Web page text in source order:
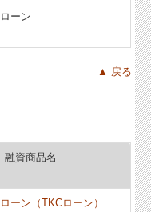
ーン
▲ 戻る
融資商品名
ーン（TKCローン）